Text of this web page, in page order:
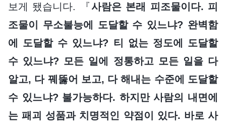
보게 됐습니다. 『 사람은 본래 피조물이다. 피
조물이 무소불능에 도달할 수 있느냐? 완벽함
에 도달할 수 있느냐? 티 없는 정도에 도달할
수 있느냐? 모든 일에 정통하고 모든 일을 다
알고, 다 꿰뚫어 보고, 다 해내는 수준에 도달할
수 있느냐? 불가능하다. 하지만 사람의 내면에
는 패괴 성품과 치명적인 약점이 있다. 바로 사